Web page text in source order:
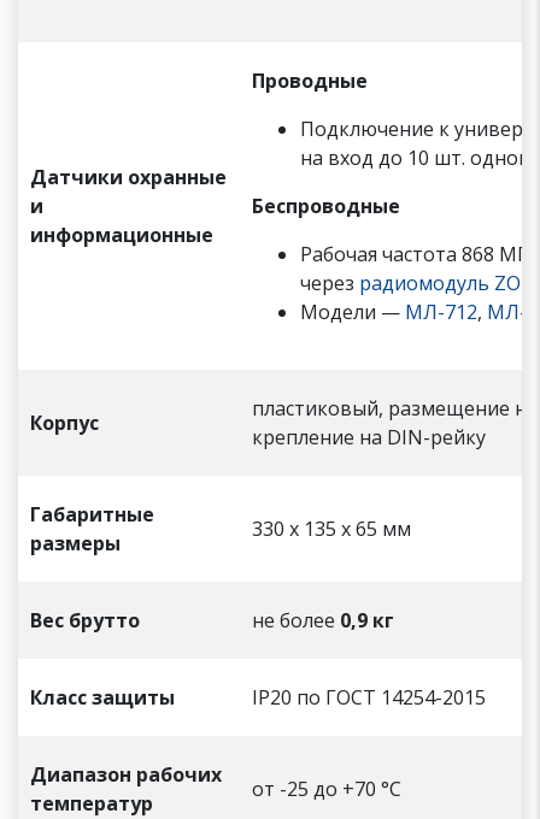
Датчики охранные
и
информационные
Проводные
Подключение к
на вход до 10 шт.
Беспроводные
Рабочая частота 868
через радиомодуль
Модели — МЛ-712, МЛ-
Корпус
пластиковый, размещение
крепление на DIN-рейку
Габаритные
размеры
330 х 135 х 65 мм
Вес брутто не более 0,9 кг
Класс защиты IP20 по ГОСТ 14254-2015
Диапазон рабочих
температур
от -25 до +70 °С